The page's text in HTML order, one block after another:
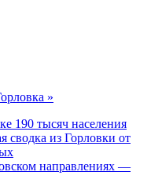
»
190 тысяч населения
сводка из Горловки от
направлениях —